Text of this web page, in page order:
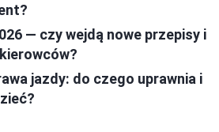
— czy wejdą nowe przepisy i
jazdy: do czego uprawnia i